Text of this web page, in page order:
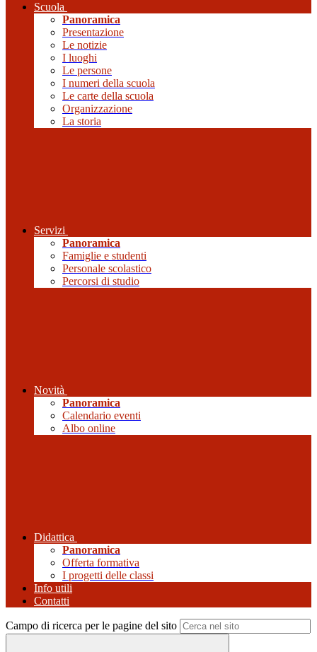
Scuola
Panoramica
Presentazione
Le notizie
I luoghi
Le persone
I numeri della scuola
Le carte della scuola
Organizzazione
La storia
Servizi
Panoramica
Famiglie e studenti
Personale scolastico
Percorsi di studio
Novità
Panoramica
Calendario eventi
Albo online
Didattica
Panoramica
Offerta formativa
I progetti delle classi
Info utili
Contatti
Campo di ricerca per le pagine del sito